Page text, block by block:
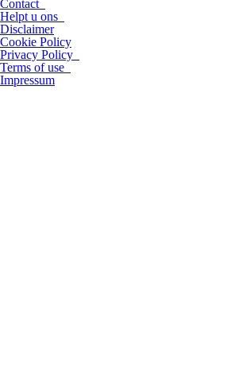
Contact
Helpt u ons
Disclaimer
Cookie Policy
Privacy Policy
Terms of use
Impressum